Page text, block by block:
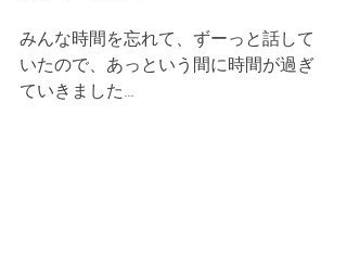
みんな時間を忘れて、ずーっと話して
いたので、あっという間に時間が過ぎ
ていきました…